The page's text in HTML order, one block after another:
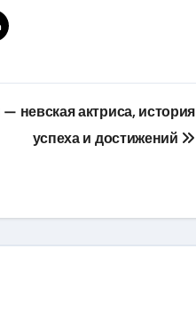
невская актриса, история
успеха и достижений